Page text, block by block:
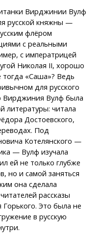
Вирджинии Вулф
русской княжны —
флёром
с реальными
с императрицей
Николая II, хорошо
тогда «Саша»? Ведь
для русского
Вирджиния Вулф была
литературы: читала
Достоевского,
Под
Котелянского —
— Вулф изучала
ей не только глубже
но и самой заняться
она сделала
рассказы
Это была не
в русскую